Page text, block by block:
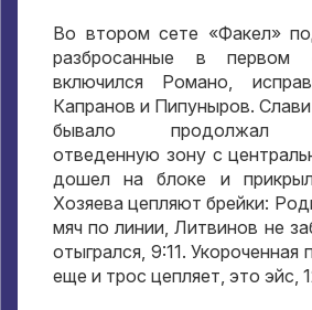
Во втором сете «Факел»
разбросанные в первом
включился Романо,
Капранов и Пипуныров. Слави
бывало продолжал
отведенную зону с
дошел на блоке и
Хозяева цепляют брейки:
мяч по линии, Литвинов не
отыгрался, 9:11. Укороченная
еще и трос цепляет, это эйс,